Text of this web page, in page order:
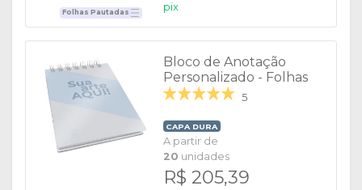
Folhas Pautadas pix
Bloco de Anotação
Personalizado - Folhas
Brancas
5
CAPA DURA
A partir de
20 unidades
R$ 205,39